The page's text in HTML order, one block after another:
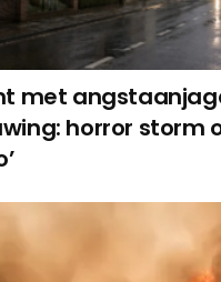
met
horror storm